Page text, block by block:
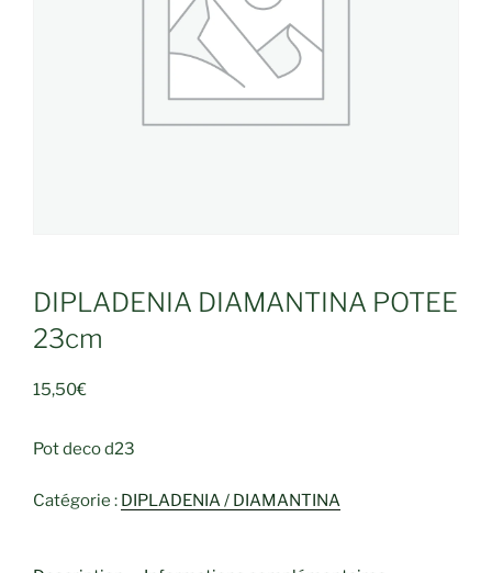
DIPLADENIA DIAMANTINA POTEE
23cm
15,50€
Pot deco d23
Catégorie : DIPLADENIA / DIAMANTINA